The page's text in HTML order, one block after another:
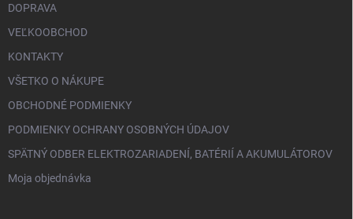
DOPRAVA
VEĽKOOBCHOD
KONTAKTY
VŠETKO O NÁKUPE
OBCHODNÉ PODMIENKY
PODMIENKY OCHRANY OSOBNÝCH ÚDAJOV
SPÄTNÝ ODBER ELEKTROZARIADENÍ, BATÉRIÍ A AKUMULÁTOROV
Moja objednávka